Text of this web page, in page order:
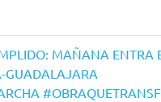
MAÑANA ENTRA
GUADALAJARA